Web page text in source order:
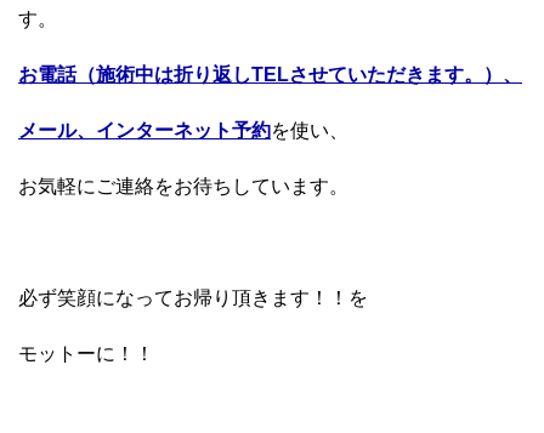
す。
お電話（施術中は折り返しTELさせていただきます。）、
メール、インターネット予約を使い、
お気軽にご連絡をお待ちしています。
必ず笑顔になってお帰り頂きます！！を
モットーに！！